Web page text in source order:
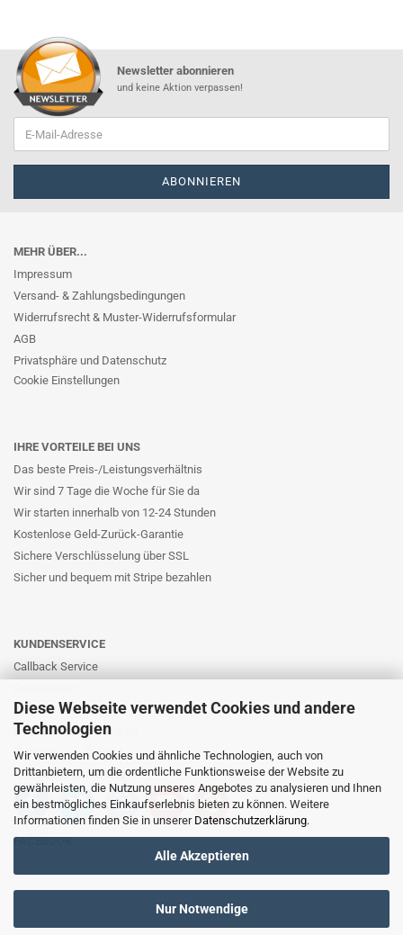
Diese Webseite verwendet Cookies und andere
Technologien
Wir verwenden Cookies und ähnliche Technologien, auch von
Drittanbietern, um die ordentliche Funktionsweise der Website zu
gewährleisten, die Nutzung unseres Angebotes zu analysieren und Ihnen
ein bestmögliches Einkaufserlebnis bieten zu können. Weitere
Informationen finden Sie in unserer Datenschutzerklärung.
Alle Akzeptieren
Nur Notwendige
Newsletter abonnieren
und keine Aktion verpassen!
MEHR ÜBER...
Impressum
Versand- & Zahlungsbedingungen
Widerrufsrecht & Muster-Widerrufsformular
AGB
Privatsphäre und Datenschutz
Cookie Einstellungen
IHRE VORTEILE BEI UNS
Das beste Preis-/Leistungsverhältnis
Wir sind 7 Tage die Woche für Sie da
Wir starten innerhalb von 12-24 Stunden
Kostenlose Geld-Zurück-Garantie
Sichere Verschlüsselung über SSL
Sicher und bequem mit Stripe bezahlen
KUNDENSERVICE
Callback Service
Kontaktformular
E-Mail: info@likernow.de
Skype Live Support
Ihre Meinung und Ideen
FACEBOOK